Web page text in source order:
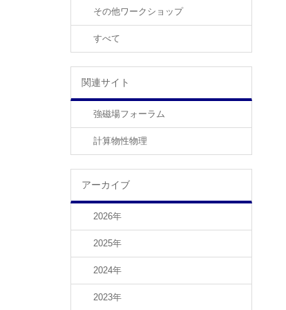
その他ワークショップ
すべて
関連サイト
強磁場フォーラム
計算物性物理
アーカイブ
2026年
2025年
2024年
2023年